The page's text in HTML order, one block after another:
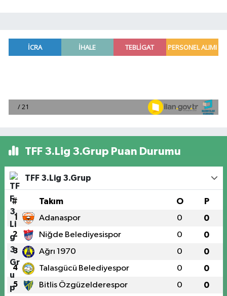
TFF 3.Lig 3.Grup Puan Durumu
TFF 3.Lig 3.Grup
# Takım O P
1 Adanaspor 0 0
2 Niğde Belediyesispor 0 0
3 Ağrı 1970 0 0
4 Talasgücü Belediyespor 0 0
5 Bitlis Özgüzelderespor 0 0